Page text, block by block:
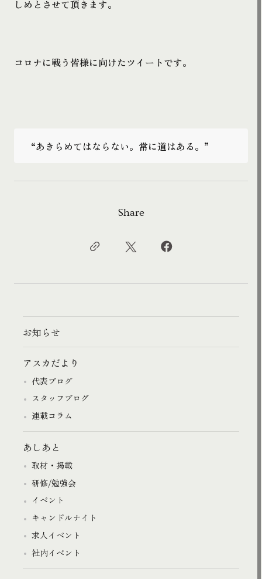
しめとさせて頂きます。
コロナに戦う皆様に向けたツイートです。
“あきらめてはならない。常に道はある。”
Share
お知らせ
アスカだより
代表ブログ
スタッフブログ
連載コラム
あしあと
取材・掲載
研修/勉強会
イベント
キャンドルナイト
求人イベント
社内イベント